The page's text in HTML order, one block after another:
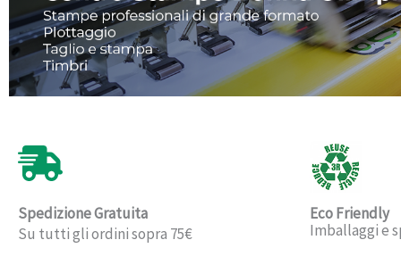
Spedizione Gratuita
Su tutti gli ordini sopra 75€
Eco Friendly
Imballaggi e